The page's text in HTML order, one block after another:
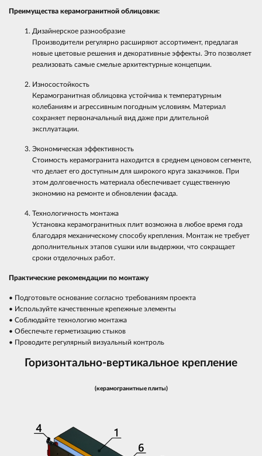
Преимущества керамогранитной облицовки:
Дизайнерское разнообразие
Производители регулярно расширяют ассортимент, предлагая
новые цветовые решения и декоративные эффекты. Это позволяет
реализовать самые смелые архитектурные концепции.
Износостойкость
Керамогранитная облицовка устойчива к температурным
колебаниям и агрессивным погодным условиям. Материал
сохраняет первоначальный вид даже при длительной
эксплуатации.
Экономическая эффективность
Стоимость керамогранита находится в среднем ценовом сегменте,
что делает его доступным для широкого круга заказчиков. При
этом долговечность материала обеспечивает существенную
экономию на ремонте и обновлении фасада.
Технологичность монтажа
Установка керамогранитных плит возможна в любое время года
благодаря механическому способу крепления. Монтаж не требует
дополнительных этапов сушки или выдержки, что сокращает
сроки отделочных работ.
Практические рекомендации по монтажу
• Подготовьте основание согласно требованиям проекта
• Используйте качественные крепежные элементы
• Соблюдайте технологию монтажа
• Обеспечьте герметизацию стыков
• Проводите регулярный визуальный контроль
Горизонтально-вертикальное крепление
(керамогранитные плиты)